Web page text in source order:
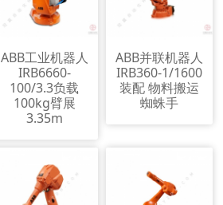
ABB工业机器人
IRB6660-
100/3.3负载
100kg臂展
3.35m
ABB并联机器人
IRB360-1/1600
装配 物料搬运
蜘蛛手